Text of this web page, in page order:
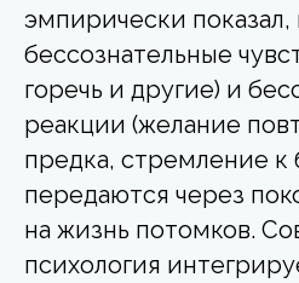
эмпирически показал,
бессознательные
горечь и другие) и
реакции (желание
предка, стремление к
передаются через
на жизнь потомков.
психология